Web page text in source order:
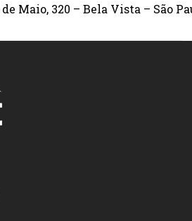
Maio, 320 – Bela Vista – São